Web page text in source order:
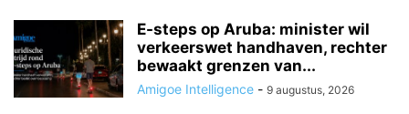
E-steps op Aruba: minister wil
verkeerswet handhaven, rechter
bewaakt grenzen van...
Amigoe Intelligence - 9 augustus, 2026